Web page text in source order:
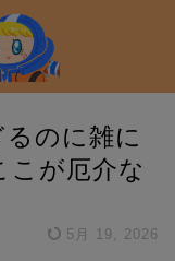
るのに雑に
が厄介な
5月 19, 2026